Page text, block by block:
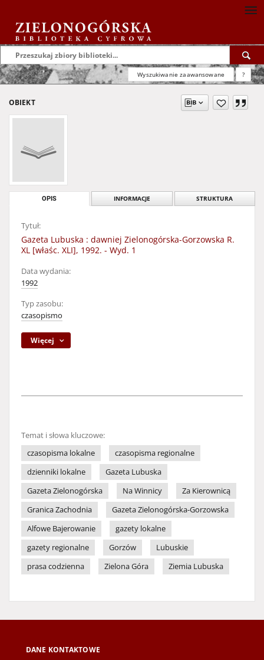
Wyszukiwanie zaawansowane ?
OBIEKT
OPIS INFORMACJE STRUKTURA
Tytuł:
Gazeta Lubuska : dawniej Zielonogórska-Gorzowska R.
XL [właśc. XLI], 1992. - Wyd. 1
Data wydania:
1992
Typ zasobu:
czasopismo
Więcej
Temat i słowa kluczowe:
czasopisma lokalne
czasopisma regionalne
dzienniki lokalne
Gazeta Lubuska
Gazeta Zielonogórska
Na Winnicy
Za Kierownicą
Granica Zachodnia
Gazeta Zielonogórska-Gorzowska
Alfowe Bajerowanie
gazety lokalne
gazety regionalne
Gorzów
Lubuskie
prasa codzienna
Zielona Góra Ziemia Lubuska
DANE KONTAKTOWE